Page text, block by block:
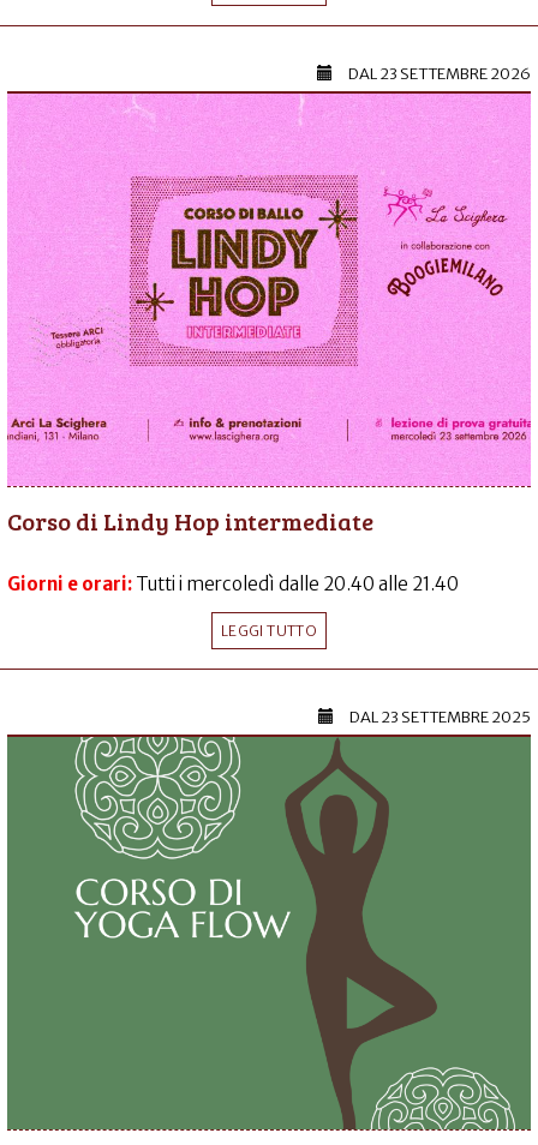
DAL23 SETTEMBRE 2026
Corso di Lindy Hop intermediate
Giorni e orari: Tutti i mercoledì dalle 20.40 alle 21.40
LEGGI TUTTO
DAL23 SETTEMBRE 2025